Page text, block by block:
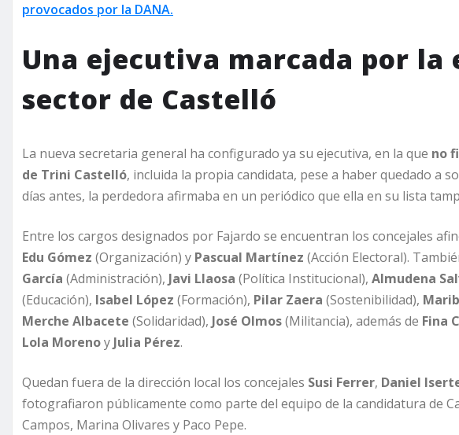
provocados por la DANA.
Una ejecutiva marcada por la
sector de Castelló
La nueva secretaria general ha configurado ya su ejecutiva, en la que no
de Trini Castelló, incluida la propia candidata, pese a haber quedado a
días antes, la perdedora afirmaba en un periódico que ella en su lista
Entre los cargos designados por Fajardo se encuentran los concejales
Edu Gómez (Organización) y Pascual Martínez (Acción Electoral).
García (Administración), Javi Llaosa (Política Institucional), Almudena
(Educación), Isabel López (Formación), Pilar Zaera (Sostenibilidad),
Merche Albacete (Solidaridad), José Olmos(Militancia), además de Fina
Lola Morenoy Julia Pérez.
Quedan fuera de la dirección local los concejales Susi Ferrer, Daniel
fotografiaron públicamente como parte del equipo de la candidatura de
Campos, Marina Olivares y Paco Pepe.